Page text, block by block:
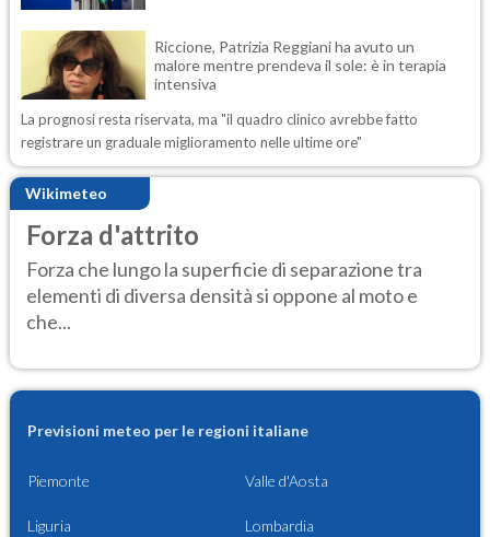
Riccione, Patrizia Reggiani ha avuto un
malore mentre prendeva il sole: è in terapia
intensiva
La prognosi resta riservata, ma "il quadro clinico avrebbe fatto
registrare un graduale miglioramento nelle ultime ore"
Wikimeteo
Forza d'attrito
Forza che lungo la superficie di separazione tra
elementi di diversa densità si oppone al moto e
che...
Previsioni meteo per le regioni italiane
Piemonte Valle d'Aosta
Liguria Lombardia